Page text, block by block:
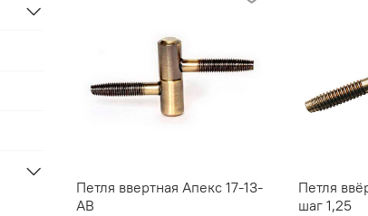
Петля ввертная Апекс 17-13-
AB
Петля ввёртная
шаг 1,25